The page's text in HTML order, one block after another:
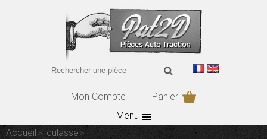
Mon Compte
Panier
Menu
Accueil
culasse